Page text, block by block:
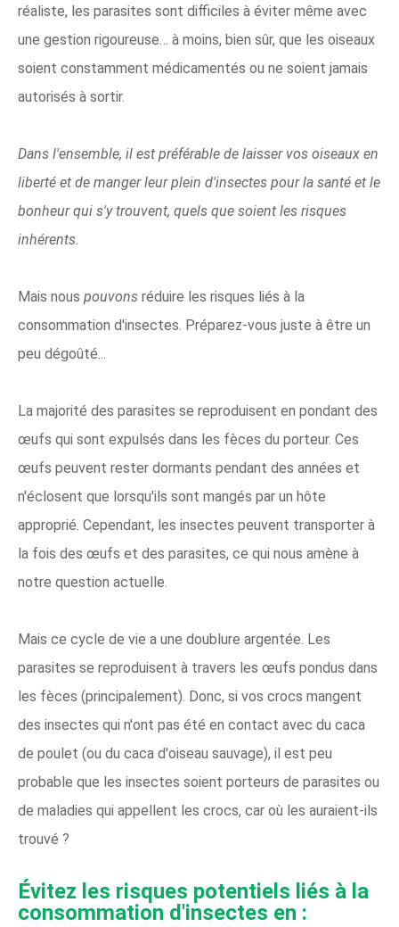
réaliste, les parasites sont difficiles à éviter même avec
une gestion rigoureuse… à moins, bien sûr, que les oiseaux
soient constamment médicamentés ou ne soient jamais
autorisés à sortir.
Dans l'ensemble, il est préférable de laisser vos oiseaux en
liberté et de manger leur plein d'insectes pour la santé et le
bonheur qui s'y trouvent, quels que soient les risques
inhérents.
Mais nous pouvons réduire les risques liés à la
consommation d'insectes. Préparez-vous juste à être un
peu dégoûté...
La majorité des parasites se reproduisent en pondant des
œufs qui sont expulsés dans les fèces du porteur. Ces
œufs peuvent rester dormants pendant des années et
n'éclosent que lorsqu'ils sont mangés par un hôte
approprié. Cependant, les insectes peuvent transporter à
la fois des œufs et des parasites, ce qui nous amène à
notre question actuelle.
Mais ce cycle de vie a une doublure argentée. Les
parasites se reproduisent à travers les œufs pondus dans
les fèces (principalement). Donc, si vos crocs mangent
des insectes qui n'ont pas été en contact avec du caca
de poulet (ou du caca d'oiseau sauvage), il est peu
probable que les insectes soient porteurs de parasites ou
de maladies qui appellent les crocs, car où les auraient-ils
trouvé ?
Évitez les risques potentiels liés à la
consommation d'insectes en :